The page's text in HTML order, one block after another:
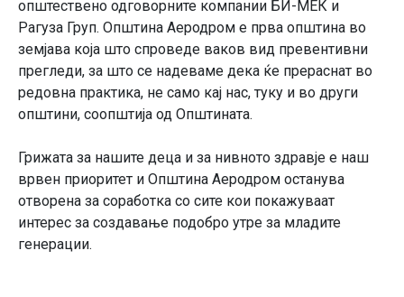
општествено одговорните компании БИ-МЕК и
Рагуза Груп. Општина Аеродром е прва општина во
земјава која што спроведе ваков вид превентивни
прегледи, за што се надеваме дека ќе прераснат во
редовна практика, не само кај нас, туку и во други
општини, соопштија од Општината.
Грижата за нашите деца и за нивното здравје е наш
врвен приоритет и Општина Аеродром останува
отворена за соработка со сите кои покажуваат
интерес за создавање подобро утре за младите
генерации.